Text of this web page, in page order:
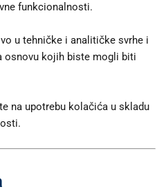
funkcionalnosti.
u tehničke i analitičke svrhe i
osnovu kojih biste mogli biti
na upotrebu kolačića u skladu